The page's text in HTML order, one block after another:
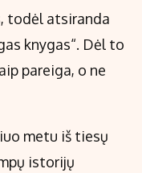
todėl atsiranda
knygas“. Dėl to
pareiga, o ne
metu iš tiesų
istorijų